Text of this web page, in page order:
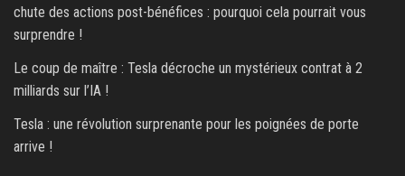
chute des actions post-bénéfices : pourquoi cela pourrait vous
surprendre !
Le coup de maître : Tesla décroche un mystérieux contrat à 2
milliards sur l’IA !
Tesla : une révolution surprenante pour les poignées de porte
arrive !